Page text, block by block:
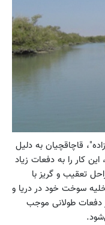
قاچاقچیان به دلیل
کار را به دفعات زیاد
تعقیب و گریز با
سوخت خود در دریا و
دفعات طولانی موجب